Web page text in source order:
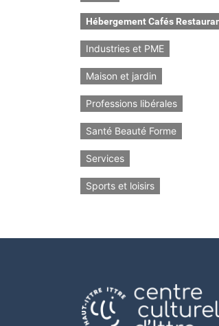
Hébergement Cafés
Industries et PME
Maison et jardin
Professions libérales
Santé Beauté Forme
Services
Sports et loisirs